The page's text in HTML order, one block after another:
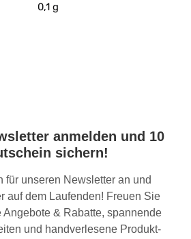
0,1 g
anmelden und 10
sichern!
für unseren Newsletter an und
auf dem Laufenden! Freuen Sie
& Rabatte, spannende
und handverlesene Produkt-